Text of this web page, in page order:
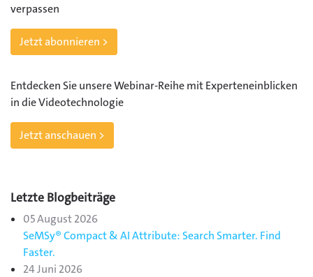
verpassen
Jetzt abonnieren >
Entdecken Sie unsere Webinar-Reihe mit Experteneinblicken
in die Videotechnologie
Jetzt anschauen >
Letzte Blogbeiträge
05 August 2026
SeMSy® Compact & AI Attribute: Search Smarter. Find
Faster.
24 Juni 2026